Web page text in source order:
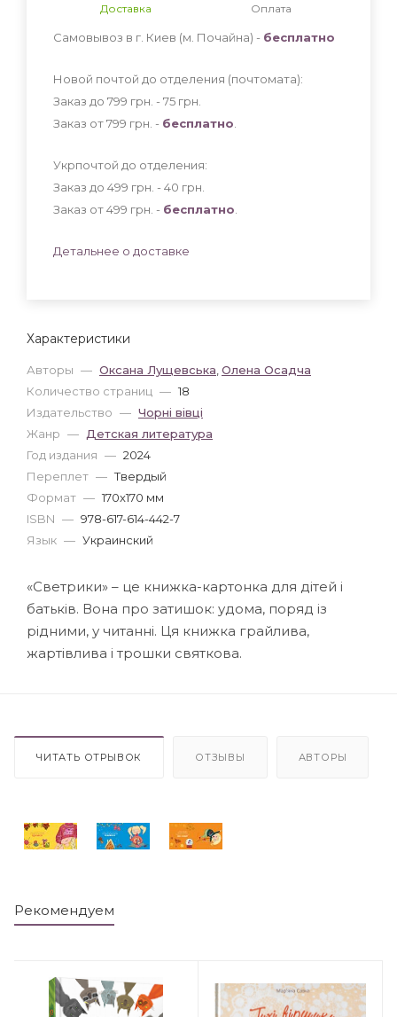
Характеристики
Авторы — Оксана Лущевська Олена Осадча
Количество страниц — 18
Издательство — Чорні вівці
Жанр — Детская литература
Год издания — 2024
Переплет — Твердый
Формат — 170x170 мм
ISBN — 978-617-614-442-7
Язык — Украинский
Доставка
Оплата
Самовывоз в г. Киев (м. Почайна) - бесплатно
Новой почтой до отделения (почтомата):
Заказ до 799 грн. - 75 грн
Заказ от 799 грн. - бесплатно
Укрпочтой до отделения:
Заказ до 499 грн. - 40 грн
Заказ от 499 грн. - бесплатно
Детальнее о доставке
«Светрики» – це книжка-картонка для дітей і
батьків. Вона про затишок: удома, поряд із
рідними, у читанні. Ця книжка грайлива,
жартівлива і трошки святкова.
ЧИТАТЬ ОТРЫВОК ОТЗЫВЫ АВТОРЫ
Рекомендуем